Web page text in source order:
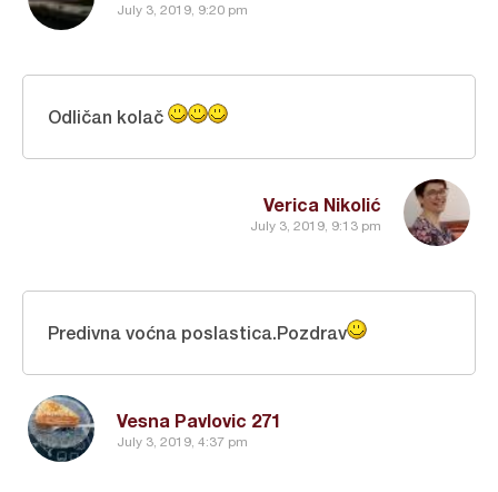
July 3, 2019, 9:20 pm
Verica Nikolić
July 3, 2019, 9:13 pm
Odličan kolač
Vesna Pavlovic 271
July 3, 2019, 4:37 pm
Predivna voćna poslastica.Pozdrav